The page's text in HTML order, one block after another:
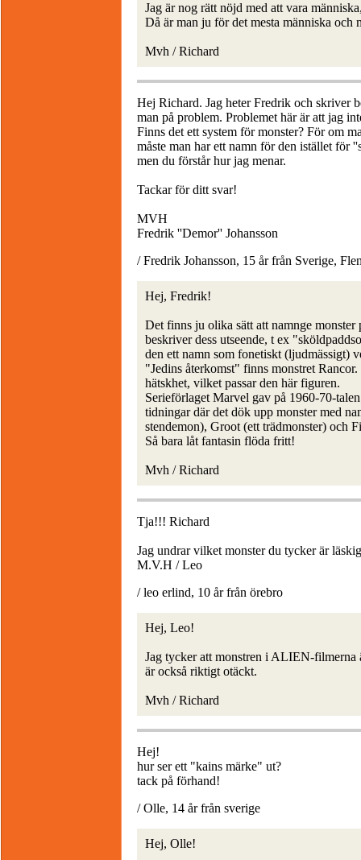
Jag är nog rätt nöjd med att vara
Då är man ju för det mesta människa och
Mvh / Richard
Hej Richard. Jag heter Fredrik och skriver
man på problem. Problemet här är att jag
Finns det ett system för monster? För om
måste man har ett namn för den istället för
men du förstår hur jag menar.
Tackar för ditt svar!
MVH
Fredrik ''Demor'' Johansson
/ Fredrik Johansson, 15 år från Sverige,
Hej, Fredrik!
Det finns ju olika sätt att namnge
beskriver dess utseende, t ex
den ett namn som fonetiskt
"Jedins återkomst" finns monstret
hätskhet, vilket passar den här figuren.
Serieförlaget Marvel gav på 1960-70-
tidningar där det dök upp monster med
stendemon), Groot (ett trädmonster) och
Så bara låt fantasin flöda fritt!
Mvh / Richard
Tja!!! Richard
Jag undrar vilket monster du tycker är
M.V.H / Leo
/ leo erlind, 10 år från örebro
Hej, Leo!
Jag tycker att monstren i ALIEN-
är också riktigt otäckt.
Mvh / Richard
Hej!
hur ser ett "kains märke" ut?
tack på förhand!
/ Olle, 14 år från sverige
Hej, Olle!